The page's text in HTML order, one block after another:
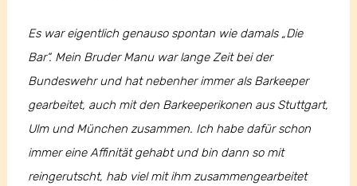
Es war eigentlich genauso spontan wie damals „Die
Bar“. Mein Bruder Manu war lange Zeit bei der
Bundeswehr und hat nebenher immer als Barkeeper
gearbeitet, auch mit den Barkeeperikonen aus Stuttgart,
Ulm und München zusammen. Ich habe dafür schon
immer eine Affinität gehabt und bin dann so mit
reingerutscht, hab viel mit ihm zusammengearbeitet